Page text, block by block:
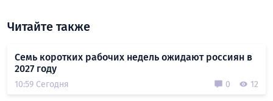
Читайте также
Семь коротких рабочих недель ожидают россиян в
2027 году
10:59 Сегодня 0 12